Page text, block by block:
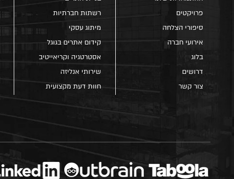
פרויקטים
סיפורי הצלחה
אירועי חברה
בלוג
דרושים
צור קשר
רשתות חברתיות
מיתוג עסקי
קידום אתרים בגוגל
אסטרטגיה וקריאייטיב
שירותי אנליזה
חוות דעת מקצועית